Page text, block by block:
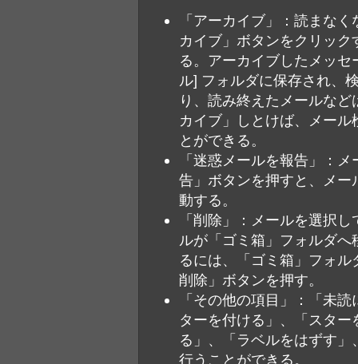
「アーカイブ」：読まな
カイブ」ボタンをクリッ
る。アーカイブしたメッ
ル] フォルダに保存され、
り、読み終えたメールな
カイブ」しとけば、メー
とができる。
「迷惑メールを報告」：
告」ボタンを押すと、メ
動する。
「削除」：メールを選択
ルが「ゴミ箱」フォルダ
るには、「ゴミ箱」フォ
削除」ボタンを押す。
「その他の項目」：「未
ターを付ける」、「スタ
る」、「ラベルをはずす
行うことができる。